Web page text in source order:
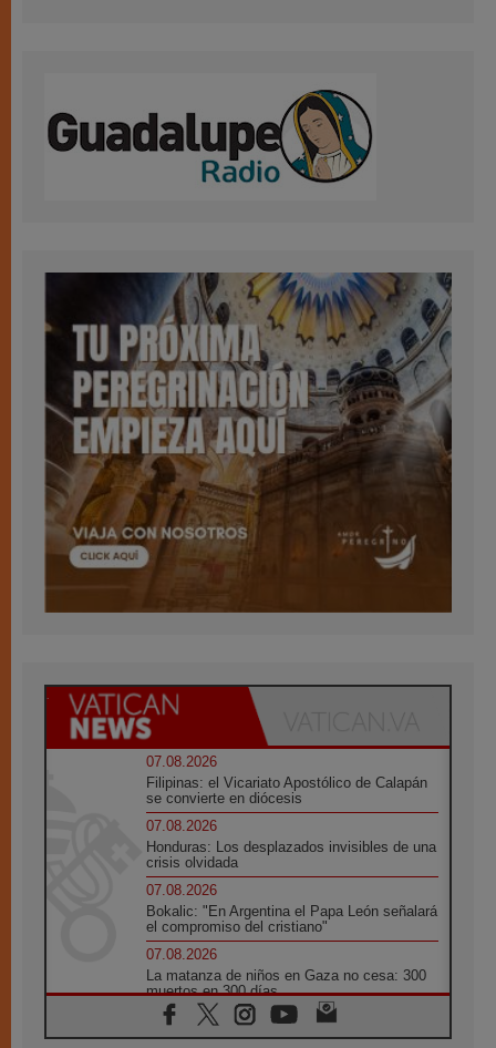
07.08.2026
Filipinas: el Vicariato Apostólico de Calapán
se convierte en diócesis
07.08.2026
Honduras: Los desplazados invisibles de una
crisis olvidada
07.08.2026
Bokalic: "En Argentina el Papa León señalará
el compromiso del cristiano"
07.08.2026
La matanza de niños en Gaza no cesa: 300
muertos en 300 días
07.08.2026
Tagle: La guerra desfigura el mundo, solo la